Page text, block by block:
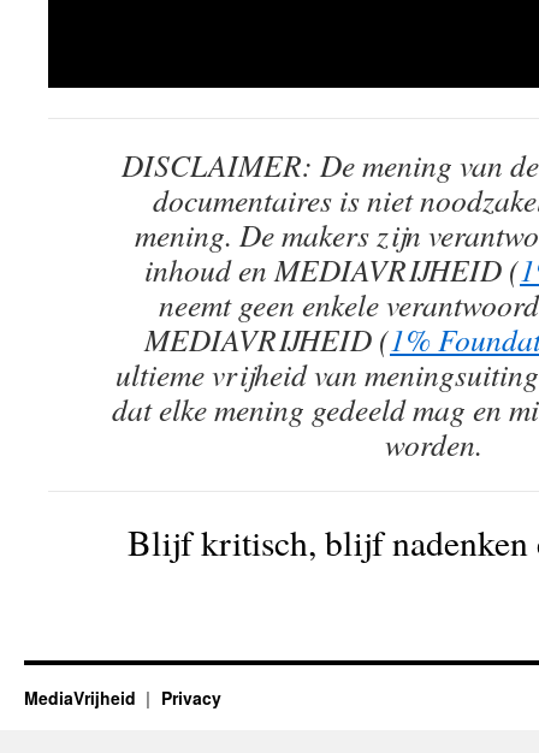
DISCLAIMER: De mening van
documentaires is niet
mening. De makers zijn
inhoud en MEDIAVRIJHEID (
neemt geen enkele
MEDIAVRIJHEID (1%
ultieme vrijheid van
dat elke mening gedeeld mag en
worden.
Blijf kritisch, blijf
MediaVrijheid Privacy